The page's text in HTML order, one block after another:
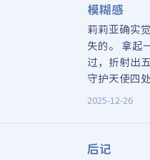
模糊感
莉莉亚确实
失的。 拿起
过，折射出
守护天使四
链。
2025-12-26
后记